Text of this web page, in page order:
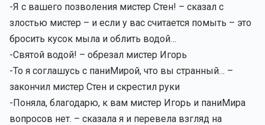
-Я с вашего позволения мистер Стен! – сказал с
злостью мистер – и если у вас считается помыть – это
бросить кусок мыла и облить водой…
-Святой водой! – обрезал мистер Игорь
-То я соглашусь с паниМирой, что вы странный… –
закончил мистер Стен и скрестил руки
-Поняла, благодарю, к вам мистер Игорь и паниМира
вопросов нет. – сказала я и перевела взгляд на